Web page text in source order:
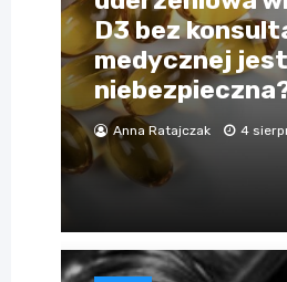
D3 bez
medycznej jest
Anna Ratajczak 4